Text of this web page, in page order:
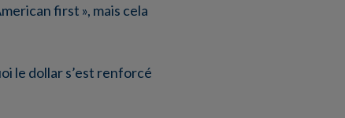
first », mais cela
le dollar s’est renforcé